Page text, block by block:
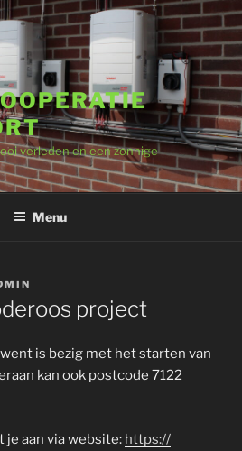
verleden en een zonnige
Menu
project
is bezig met het starten van
kan ook postcode 7122
aan via website: https://